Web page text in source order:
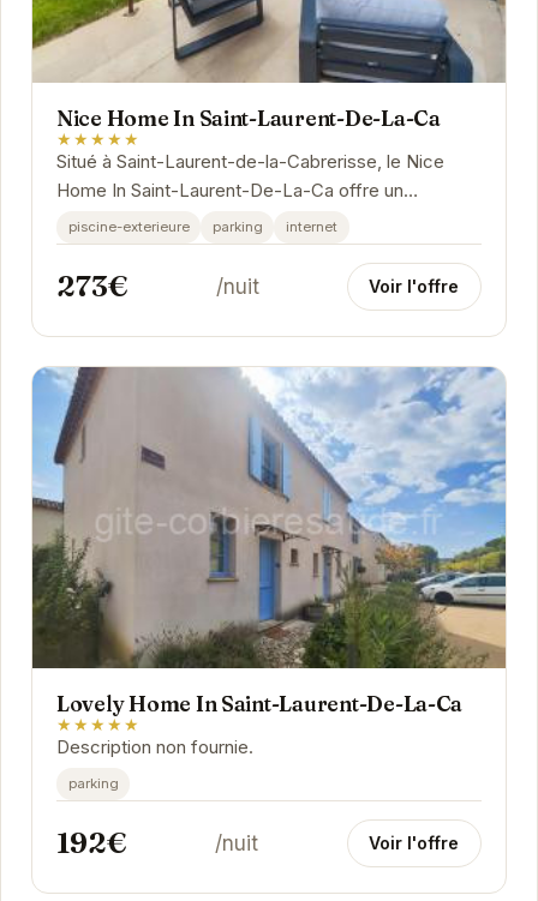
Nice Home In Saint-Laurent-De-La-Ca
★★★★★
Situé à Saint-Laurent-de-la-Cabrerisse, le Nice
Home In Saint-Laurent-De-La-Ca offre un
hébergement confortable et bien équipé.
piscine-exterieure parking internet
273€ /nuit Voir l'offre
Lovely Home In Saint-Laurent-De-La-Ca
★★★★★
Description non fournie.
parking
192€ /nuit Voir l'offre